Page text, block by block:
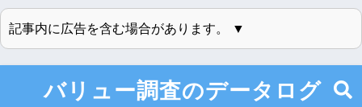
記事内に広告を含む場合があります。 ▼
バリュー調査のデータログ